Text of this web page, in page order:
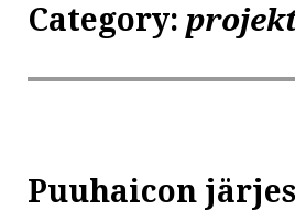
Category:
Puuhaicon